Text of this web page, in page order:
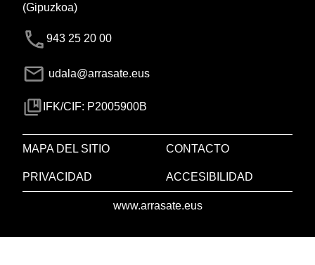
(Gipuzkoa)
943 25 20 00
udala@arrasate.eus
IFK/CIF: P2005900B
MAPA DEL SITIO CONTACTO
PRIVACIDAD ACCESIBILIDAD
www.arrasate.eus